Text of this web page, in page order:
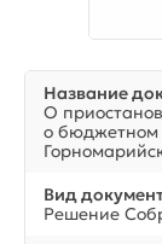
Название
О
о бюджетном
Вид
Решение